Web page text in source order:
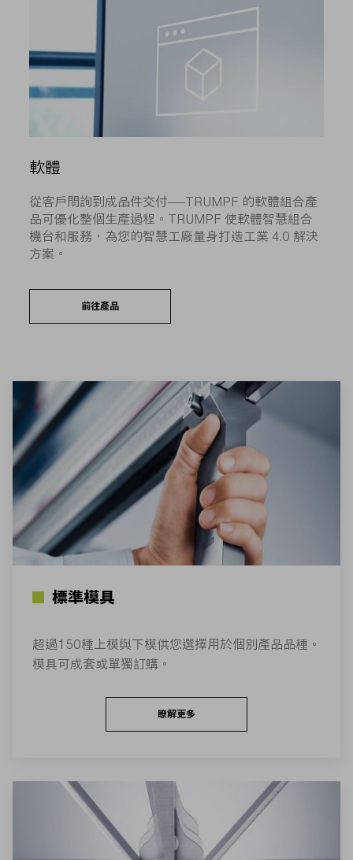
軟體
從客戶問詢到成品件交付——TRUMPF 的軟體組合產
品可優化整個生產過程。TRUMPF 使軟體智慧組合
機台和服務，為您的智慧工廠量身打造工業 4.0 解決
方案。
前往產品
標準模具
超過150種上模與下模供您選擇用於個別產品品種。
模具可成套或單獨訂購。
瞭解更多